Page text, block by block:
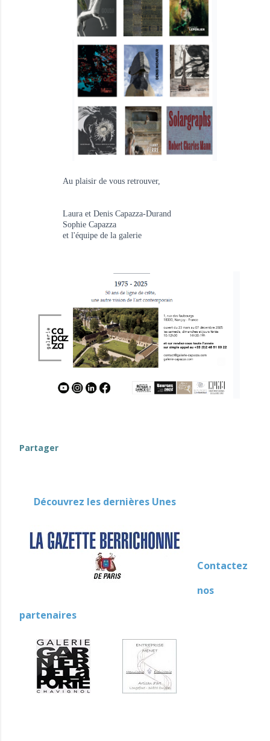
Au plaisir de vous retrouver,
Laura et Denis Capazza-Durand
Sophie Capazza
et l'équipe de la galerie
Partager
Découvrez les dernières Unes
Contactez
nos
partenaires